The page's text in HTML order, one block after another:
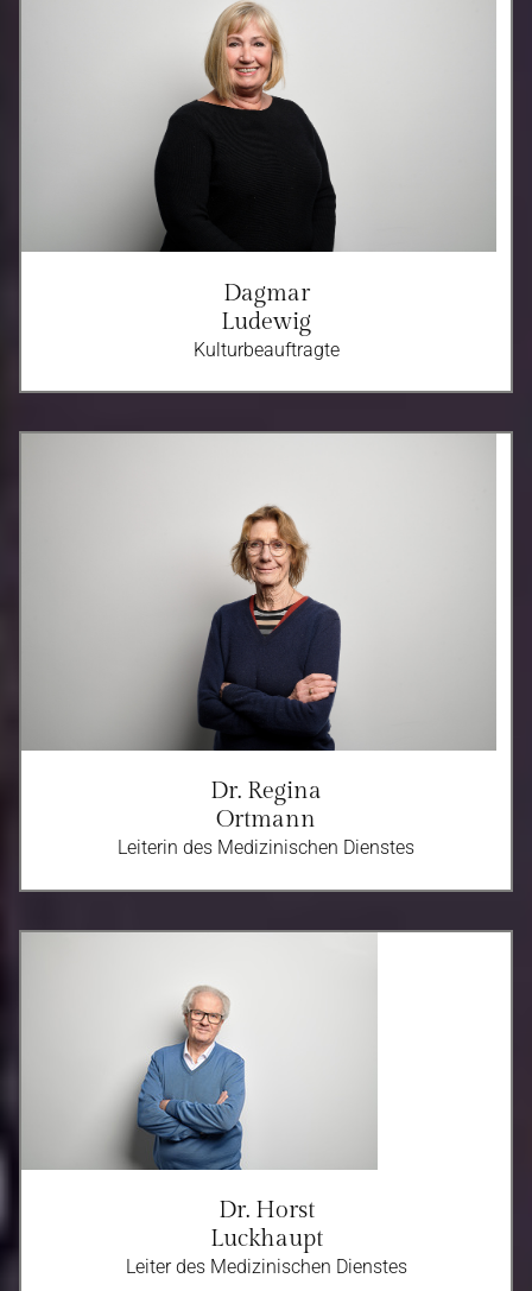
Dagmar
Ludewig
Kulturbeauftragte
Dr. Regina
Ortmann
Leiterin des Medizinischen Dienstes
Dr. Horst
Luckhaupt
Leiter des Medizinischen Dienstes